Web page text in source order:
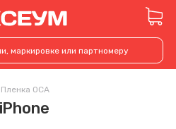
Пленка OCA